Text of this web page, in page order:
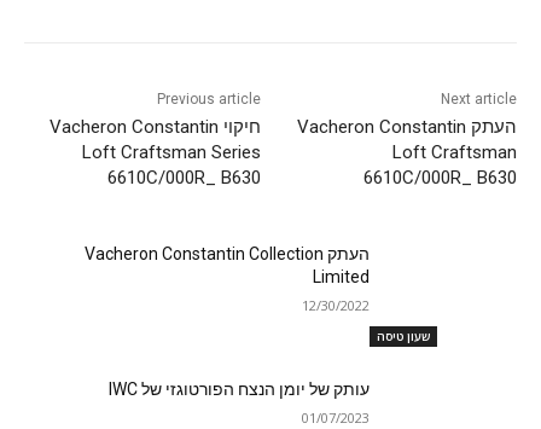
Previous article
חיקוי Vacheron Constantin
Loft Craftsman Series
6610C/000R_ B630
Next article
העתק Vacheron Constantin
Loft Craftsman
6610C/000R_ B630
שעון טיסה
העתק Vacheron Constantin Collection
Limited
12/30/2022
עותק של יומן הנצח הפורטוגזי של IWC
01/07/2023